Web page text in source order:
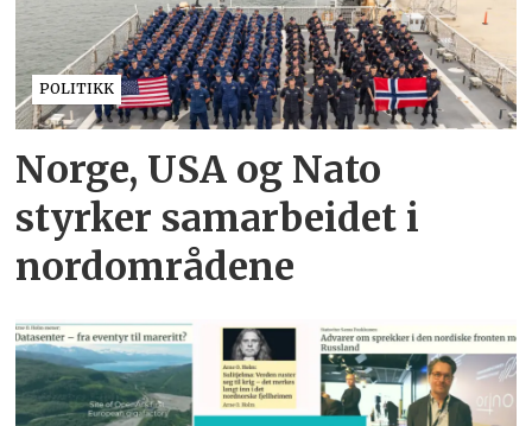
POLITIKK
Norge, USA og Nato
styrker samarbeidet i
nordområdene